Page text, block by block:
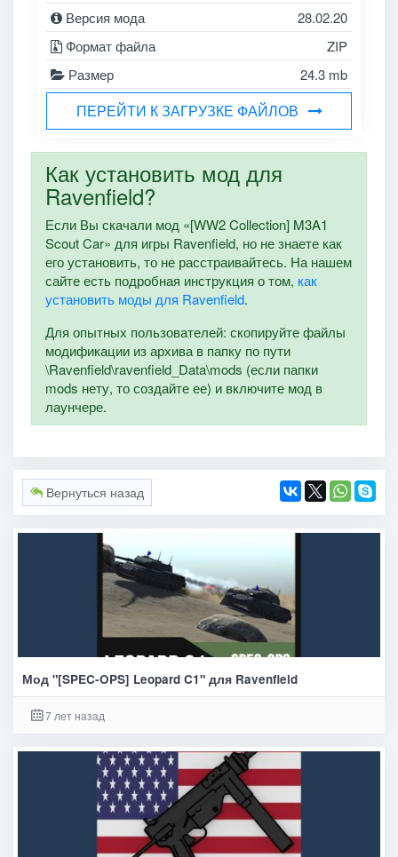
Версия мода
28.02.20
Формат файла
ZIP
Размер
24.3 mb
ПЕРЕЙТИ К ЗАГРУЗКЕ ФАЙЛОВ
Как установить мод для
Ravenfield?
Если Вы скачали мод «[WW2 Collection] M3A1
Scout Car» для игры Ravenfield, но не знаете как
его установить, то не расстраивайтесь. На нашем
сайте есть подробная инструкция о том, как
установить моды для Ravenfield.
Для опытных пользователей: скопируйте файлы
модификации из архива в папку по пути
\Ravenfield\ravenfield_Data\mods (если папки
mods нету, то создайте ее) и включите мод в
лаунчере.
Вернуться назад
Мод "[SPEC-OPS] Leopard C1" для Ravenfield
7 лет назад